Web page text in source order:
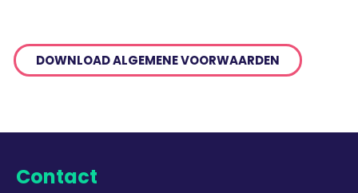
DOWNLOAD ALGEMENE VOORWAARDEN
Contact